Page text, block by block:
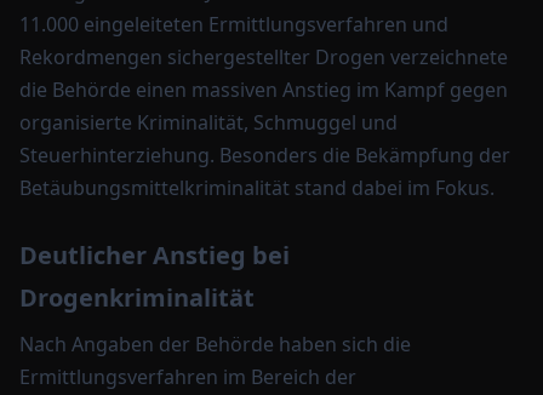
11.000 eingeleiteten Ermittlungsverfahren und
Rekordmengen sichergestellter Drogen verzeichnete
die Behörde einen massiven Anstieg im Kampf gegen
organisierte Kriminalität, Schmuggel und
Steuerhinterziehung. Besonders die Bekämpfung der
Betäubungsmittelkriminalität stand dabei im Fokus.
Deutlicher Anstieg bei
Drogenkriminalität
Nach Angaben der Behörde haben sich die
Ermittlungsverfahren im Bereich der